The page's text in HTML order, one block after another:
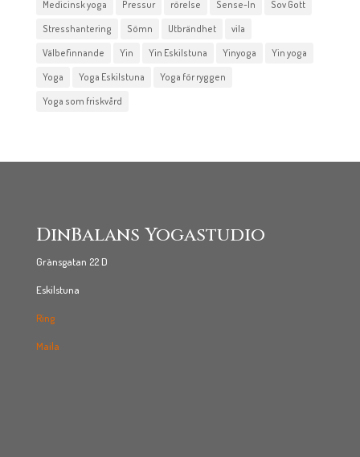
Medicinsk yoga
Pressur rörelse Sense-In
Sov Gott
Stresshantering
Sömn Utbrändhet
vila
Välbefinnande
Yin Yin Eskilstuna Yinyoga
Yin yoga
Yoga
Yoga Eskilstuna
Yoga för ryggen
Yoga som friskvård
DinBalans Yogastudio
Gränsgatan 22 D
Eskilstuna
Ring
Maila